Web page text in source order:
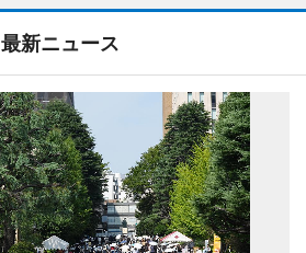
最新ニュース